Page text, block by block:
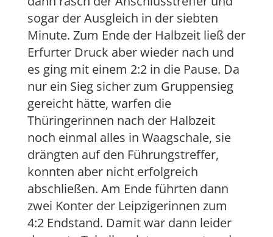
sogar der Ausgleich in der siebten
Minute. Zum Ende der Halbzeit ließ der
Erfurter Druck aber wieder nach und
es ging mit einem 2:2 in die Pause. Da
nur ein Sieg sicher zum Gruppensieg
gereicht hätte, warfen die
Thüringerinnen nach der Halbzeit
noch einmal alles in Waagschale, sie
drängten auf den Führungstreffer,
konnten aber nicht erfolgreich
abschließen. Am Ende führten dann
zwei Konter der Leipzigerinnen zum
4:2 Endstand. Damit war dann leider